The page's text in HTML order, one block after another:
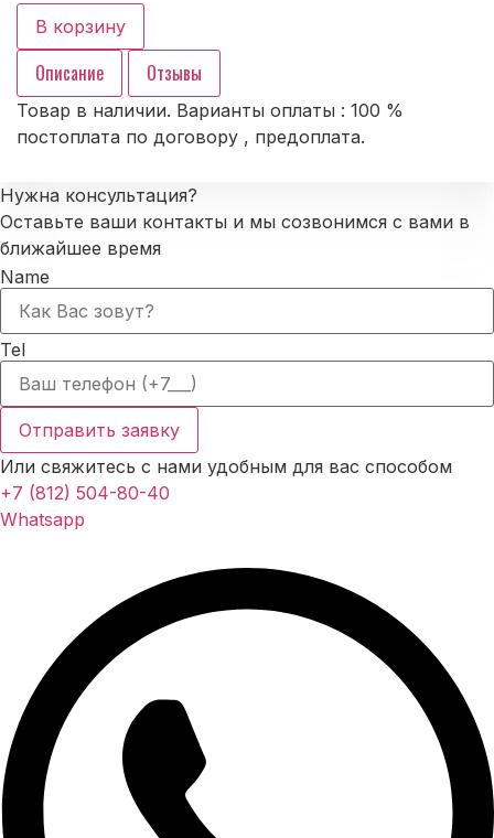
Ebmpapst
S2E250-
AL06-
В корзину
Описание Отзывы
Товар в наличии. Варианты оплаты : 100 %
постоплата по договору , предоплата.
Нужна консультация?
Оставьте ваши контакты и мы созвонимся с вами в
ближайшее время
Name
Tel
Отправить заявку
Или свяжитесь с нами удобным для вас способом
+7 (812) 504-80-40
Whatsapp